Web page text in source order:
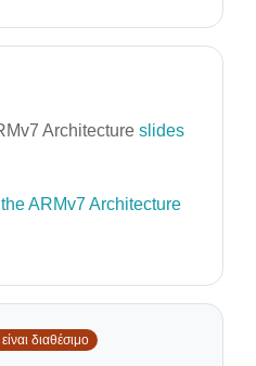
Architecture slides
ARMv7 Architecture
διαθέσιμο